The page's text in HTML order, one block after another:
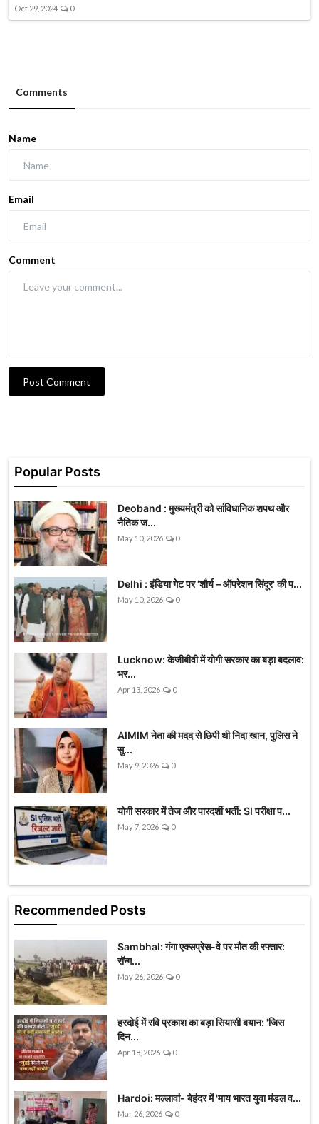
Oct 29, 2024 0
Comments
Name
Email
Comment
Post Comment
Popular Posts
Deoband : मुख्यमंत्री को सांविधानिक शपथ और
नैतिक ज...
May 10, 2026 0
Delhi : इंडिया गेट पर 'शौर्य – ऑपरेशन सिंदूर' की प...
May 10, 2026 0
Lucknow: केजीबीवी में योगी सरकार का बड़ा बदलाव:
भर...
Apr 13, 2026 0
AIMIM नेता की मदद से छिपी थी निदा खान, पुलिस ने
सु...
May 9, 2026 0
योगी सरकार में तेज और पारदर्शी भर्ती: SI परीक्षा प...
May 7, 2026 0
Recommended Posts
Sambhal: गंगा एक्सप्रेस-वे पर मौत की रफ्तार:
रॉन्ग...
May 26, 2026 0
हरदोई में रवि प्रकाश का बड़ा सियासी बयान: 'जिस
दिन...
Apr 18, 2026 0
Hardoi: मल्लावां- बेहंदर में 'माय भारत युवा मंडल व...
Mar 26, 2026 0